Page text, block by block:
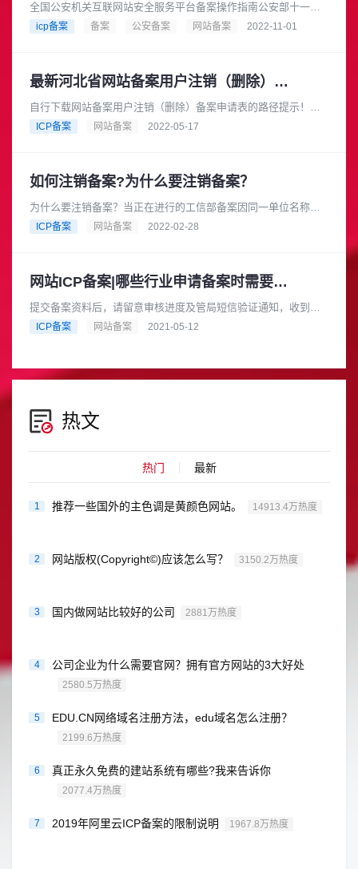
全国公安机关互联网站安全服务平台备案操作指南公安部十一局
一处201504一、引言 编写本用户手册的目的是：指导全国网民用
icp备案 备案 公安备案 网站备案 2022-11-01
最新河北省网站备案用户注销（删除）流程
自行下载网站备案用户注销（删除）备案申请表的路径提示！河
北省网站备案用户注销（删除）流程（疫情前版本）填写河北省
ICP备案 网站备案 2022-05-17
如何注销备案?为什么要注销备案？
为什么要注销备案？当正在进行的工信部备案因同一单位名称名
下的已备案域名网站影响而无法新增备案时可以考虑注销之前的
ICP备案 网站备案 2022-02-28
网站ICP备案|哪些行业申请备案时需要提供前置或专项审批文件？
提交备案资料后，请留意审核进度及管局短信验证通知，收到短
信请在24小时内及时验证备案信息。如2次不配合验证被管局退回
ICP备案 网站备案 2021-05-12
热文
热门 最新
1 推荐一些国外的主色调是黄颜色网站。 14913.4万热度
2 网站版权(Copyright©)应该怎么写？ 3150.2万热度
3 国内做网站比较好的公司 2881万热度
4 公司企业为什么需要官网？拥有官方网站的3大好处
2580.5万热度
5 EDU.CN网络域名注册方法，edu域名怎么注册？
2199.6万热度
6 真正永久免费的建站系统有哪些?我来告诉你
2077.4万热度
7 2019年阿里云ICP备案的限制说明 1967.8万热度